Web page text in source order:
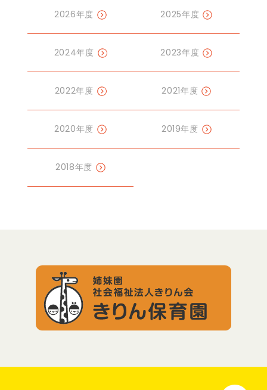
2026年度 2025年度
2024年度 2023年度
2022年度 2021年度
2020年度 2019年度
2018年度